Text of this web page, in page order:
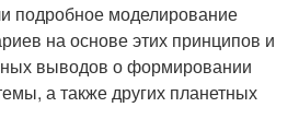
подробное моделирование
на основе этих принципов и
выводов о формировании
а также других планетных